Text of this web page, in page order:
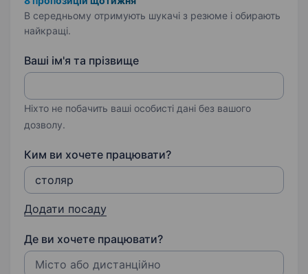
В середньому отримують шукачі з резюме і обирають
найкращі.
Ваші ім'я та прізвище
Ніхто не побачить ваші особисті дані без вашого
дозволу.
Ким ви хочете працювати?
Додати посаду
Де ви хочете працювати?